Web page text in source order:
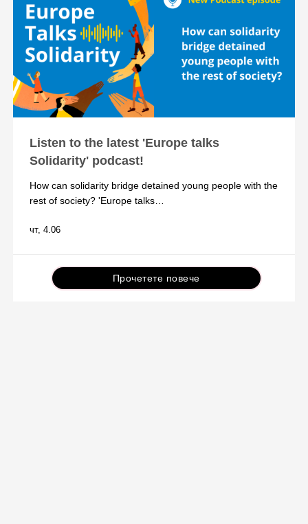
Listen to the latest 'Europe talks
Solidarity' podcast!
How can solidarity bridge detained young people with the
rest of society? 'Europe talks…
чт, 4.06
Прочетете повече